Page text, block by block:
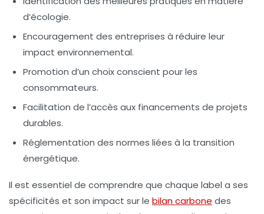
d’écologie.
Encouragement des entreprises à réduire leur
impact environnemental.
Promotion d’un choix conscient pour les
consommateurs.
Facilitation de l’accès aux financements de projets
durables.
Réglementation des normes liées à la transition
énergétique.
Il est essentiel de comprendre que chaque label a ses
spécificités et son impact sur le bilan carbone des